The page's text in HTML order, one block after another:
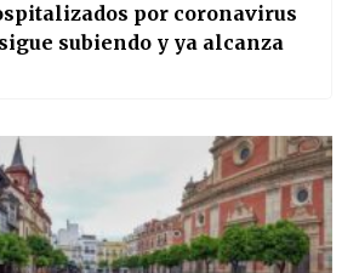
por coronavirus
subiendo y ya alcanza